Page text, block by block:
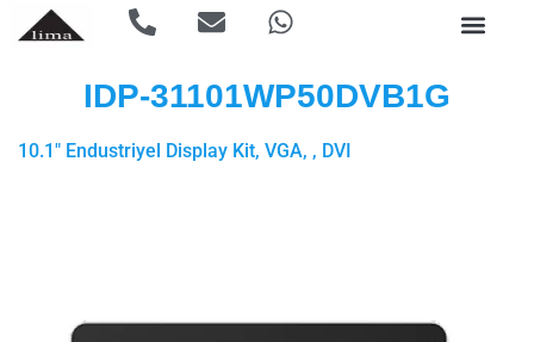
IDP-31101WP50DVB1G
10.1″ Endustriyel Display Kit, VGA, , DVI